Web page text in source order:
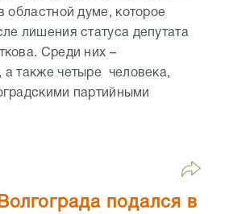
областной думе, которое
лишения статуса депутата
Среди них –
также четыре человека,
партийными
подался в